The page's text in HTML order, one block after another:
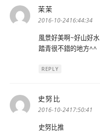
茉茉
示:
2016-10-2416:44:34
風景好美啊~好山好水
踏青很不錯的地方^^
REPLY
史努比
示:
2016-10-2417:50:41
史努比推